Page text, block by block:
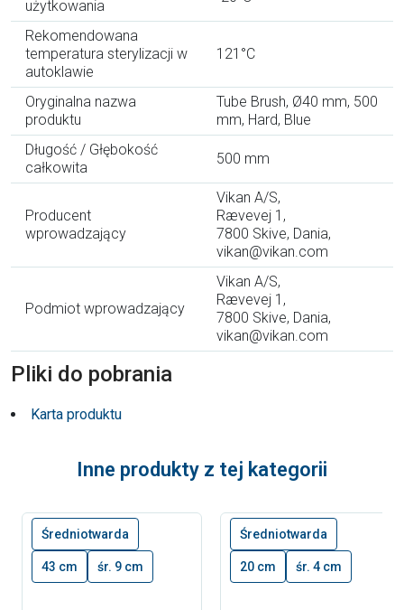
użytkowania
Rekomendowana
temperatura sterylizacji w
autoklawie
121°C
Oryginalna nazwa
produktu
Tube Brush, Ø40 mm, 500
mm, Hard, Blue
Długość / Głębokość
całkowita
500 mm
Producent
wprowadzający
Vikan A/S,
Rævevej 1,
7800 Skive, Dania,
vikan@vikan.com
Podmiot wprowadzający
Vikan A/S,
Rævevej 1,
7800 Skive, Dania,
vikan@vikan.com
Pliki do pobrania
Karta produktu
Inne produkty z tej kategorii
Średniotwarda
43 cm śr. 9 cm
Średniotwarda
20 cm śr. 4 cm